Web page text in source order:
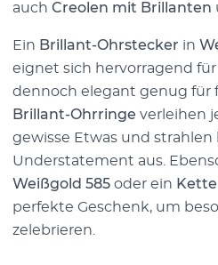
auch Creolen mit Brillanten
Ein Brillant-Ohrstecker in
eignet sich hervorragend
dennoch elegant genug für
Brillant-Ohrringe verleihen
gewisse Etwas und strahlen
Understatement aus.
Weißgold 585 oder ein
perfekte Geschenk, um
zelebrieren.